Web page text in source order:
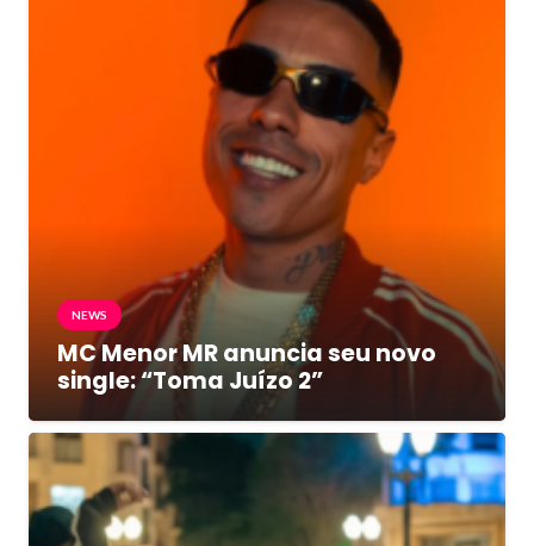
NEWS
MC Menor MR anuncia seu novo
single: “Toma Juízo 2”